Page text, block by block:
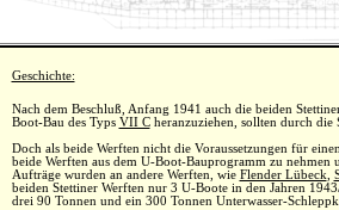
Geschichte:
Nach dem Beschluß, Anfang 1941 auch die beiden
Boot-Bau des Typs VII Cheranzuziehen, sollten durch die
Doch als beide Werften nicht die Voraussetzungen für
beide Werften aus dem U-Boot-Bauprogramm zu
Aufträge wurden an andere Werften, wie Flender Lübeck
beiden Stettiner Werften nur 3 U-Boote in den Jahren
drei 90 Tonnen und ein 300 Tonnen Unterwasser-